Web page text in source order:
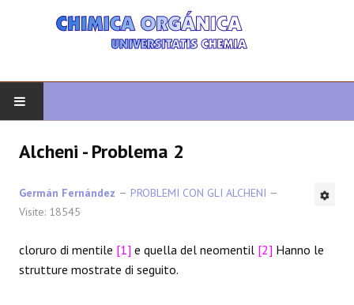
ORGANICA AVANZATA
ETEROCICLI
Alcheni - Problema 2
Germán Fernández
PROBLEMI CON GLI ALCHENI
Visite: 18545
cloruro di mentile [1] e quella del neomentil [2] Hanno le
strutture mostrate di seguito.